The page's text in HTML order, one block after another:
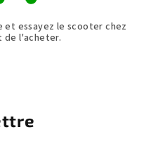
essayez le scooter chez
de l'acheter.